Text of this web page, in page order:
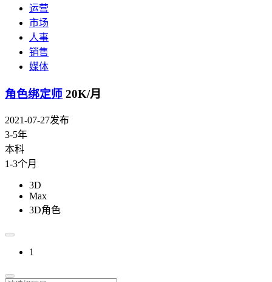
运营
市场
人事
销售
媒体
角色绑定师 20K/月
2021-07-27发布
3-5年
本科
1-3个月
3D
Max
3D角色
1